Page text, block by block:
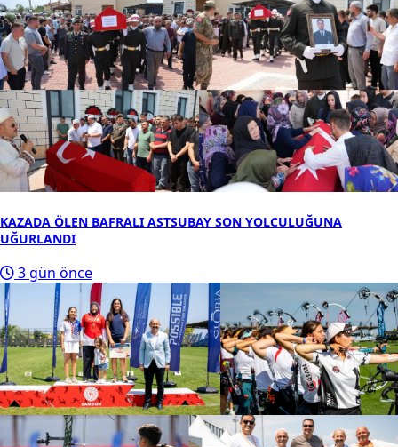
KAZADA ÖLEN BAFRALI ASTSUBAY SON YOLCULUĞUNA
UĞURLANDI
3 gün önce